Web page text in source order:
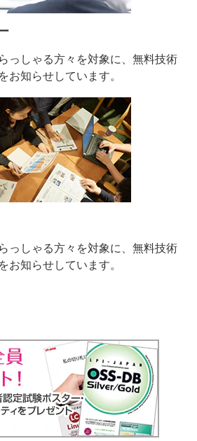
っしゃる方々を対象に、無料技術
お知らせしています。
っしゃる方々を対象に、無料技術
お知らせしています。